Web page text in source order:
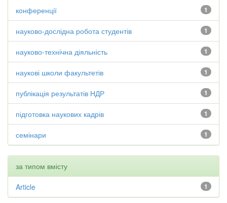
1
конференції
1
науково-дослідна робота студентів
1
науково-технічна діяльність
1
наукові школи факультетів
1
публікація результатів НДР
1
підготовка наукових кадрів
1
семінари
за типом вмісту
1
Article